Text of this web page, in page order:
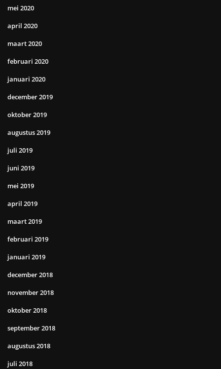
mei 2020
april 2020
maart 2020
februari 2020
januari 2020
december 2019
oktober 2019
augustus 2019
juli 2019
juni 2019
mei 2019
april 2019
maart 2019
februari 2019
januari 2019
december 2018
november 2018
oktober 2018
september 2018
augustus 2018
juli 2018